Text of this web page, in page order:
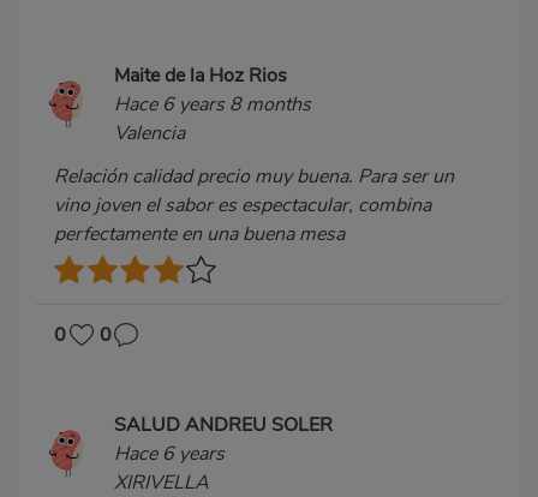
Maite de la Hoz Rios
Hace 6 years 8 months
Valencia
Relación calidad precio muy buena. Para ser un
vino joven el sabor es espectacular, combina
perfectamente en una buena mesa
0 0
SALUD ANDREU SOLER
Hace 6 years
XIRIVELLA